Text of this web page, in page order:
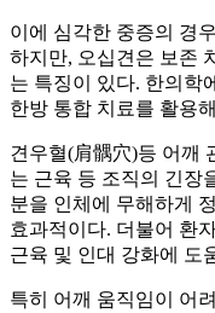
이에 심각한 중증의 경
하지만, 오십견은 보존
는 특징이 있다. 한의학
한방 통합 치료를 활용
견우혈(肩髃穴)등 어깨
는 근육 등 조직의 긴장
분을 인체에 무해하게
효과적이다. 더불어 환
근육 및 인대 강화에 도
특히 어깨 움직임이 어